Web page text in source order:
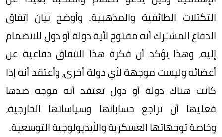
التكتلات الطائفية والمذهبية. وأوضح بيان اتفاق
الدفاع المشترك أنه مفتوح لأية دولة أو دول للانضمام
إليه، وهذا يؤكد أن فكرة هذا الاتفاق دفاعية عن
أعضائه وليست موجهة لأي دولة أخرى، وأعتقد أنه إذا
كانت هناك دولة أو دول تعتقد أنه موجه ضدها
فعليها أن تراجع حساباتها وسياساتها الخارجية،
وخاصة توجهاتها العسكرية والأيديولوجية التوسعية.